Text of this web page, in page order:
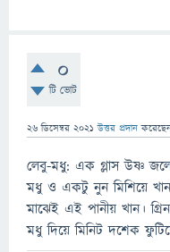
0
টি ভোট
26 ডিসেম্বর 2021 উত্তর প্রদান
লেবু-মধু: এক গ্লাস উষ্ণ
মধু ও একটু নুন মিশিয়ে
মাঝেই এই পানীয় খান।
মধু দিয়ে মিনিট দশেক